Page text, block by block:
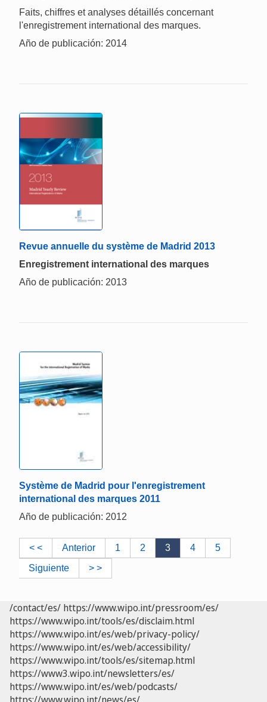
Faits, chiffres et analyses détaillés concernant
l'enregistrement international des marques.
Año de publicación: 2014
Revue annuelle du système de Madrid 2013
Enregistrement international des marques
Año de publicación: 2013
Système de Madrid pour l'enregistrement
international des marques 2011
Año de publicación: 2012
< < Anterior 1 2 3 4
5
Siguiente
> >
/contact/es/ https://www.wipo.int/pressroom/es/
https://www.wipo.int/tools/es/disclaim.html
https://www.wipo.int/es/web/privacy-policy/
https://www.wipo.int/es/web/accessibility/
https://www.wipo.int/tools/es/sitemap.html
https://www3.wipo.int/newsletters/es/
https://www.wipo.int/es/web/podcasts/